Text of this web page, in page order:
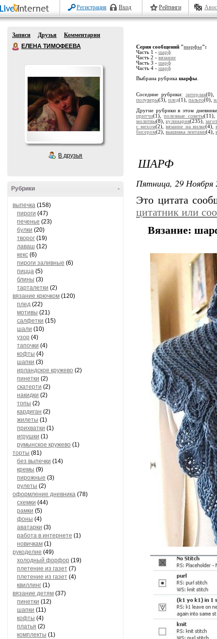
Регистрация Вход Рейтинги
Записи Друзья
Комментарии
ЕЛЕНА ТИМОФЕЕВА
В друзья
-
Рубрики
выпечка (158)
пироги (47)
печенье (23)
булки (20)
творог (19)
лаваш (12)
кекс (6)
пироги заливные (6)
пицца (5)
блины (3)
тарталетки (2)
вязание крючком (120)
плед (22)
мотивы (21)
салфетки (15)
шали (10)
узор (4)
тапочки (4)
кофты (4)
шапки (3)
ирландское кружево (2)
пинетки (2)
скатерти (2)
накидки (2)
топы (2)
кардиган (2)
жилеты (1)
прихватки (1)
игрушки (1)
румынское кружево (1)
торты (81)
без выпечки (14)
кремы (9)
пирожные (3)
рулеты (2)
оформление дневника (78)
схемки (44)
рамки (5)
фоны (4)
аватарки (3)
работа в интернете (1)
новичкам (1)
рукоделие (49)
холодный форфор (19)
плетение из газет (7)
плетение из газет (4)
квиллинг (1)
вязание детям (37)
пинетки (12)
шапки (11)
кофты (4)
платья (2)
комплекты (1)
Серия сообщений "шарфы":
Часть 1 - шарф
Часть 2 - вязание
Часть 3 - шарф
Часть 4 - шарф
Выбрана рубрика шарфы
Соседние рубрики: энтерлак(0),
полуверы(3), плед(1), пальто(0),
Другие рубрики в этом
притчи(1),полезные советы
молитвы(8),кулинария(235),
с мехом(2),вязание на вилке(4),
бисером(2), вышивка лентами(4),
ШАРФ
Пятница, 29 Ноября
Это цитата
цитатник или
Вязание: